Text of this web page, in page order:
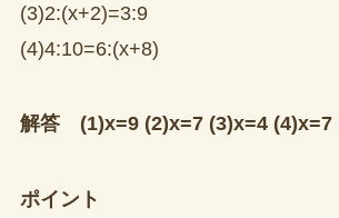
(3)2:(x+2)=3:9
(4)4:10=6:(x+8)
解答 (1)x=9 (2)x=7 (3)x=4 (4)x=7
ポイント